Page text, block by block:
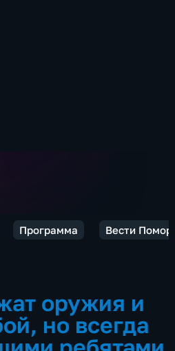
Программа Вести
оружия и
но всегда